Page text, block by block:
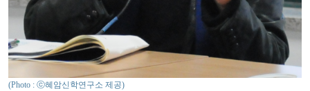
(Photo : ⓒ혜암신학연구소 제공)